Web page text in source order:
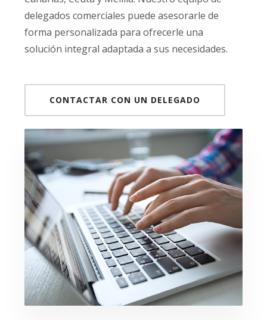
delegados comerciales puede asesorarle de
forma personalizada para ofrecerle una
solución integral adaptada a sus necesidades.
CONTACTAR CON UN DELEGADO